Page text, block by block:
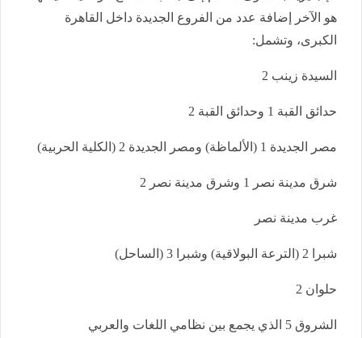
هو الآخر إضافة عدد من الفروع الجديدة داخل القاهرة
الكبرى، وتشمل:
السيدة زينب 2
حدائق القبة 1 وحدائق القبة 2
مصر الجديدة 1 (الألماظة) ومصر الجديدة 2 (الكلية الحربية)
شرق مدينة نصر 1 وشرق مدينة نصر 2
غرب مدينة نصر
شبرا 2 (الترعة البولاقية) وشبرا 3 (الساحل)
حلوان 2
الشروق 5 الذي يجمع بين نظامي اللغات والعربي